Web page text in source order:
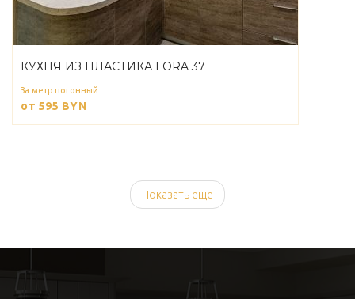
КУХНЯ ИЗ ПЛАСТИКА LORA 37
За метр погонный
от 595 BYN
Показать ещё